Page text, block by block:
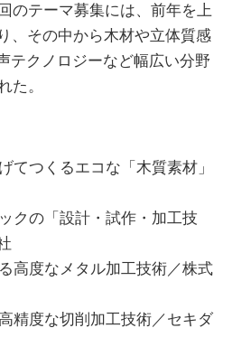
のテーマ募集には、前年を上
、その中から木材や立体質感
テクノロジーなど幅広い分野
た。
てつくるエコな「木質素材」
クの「設計・試作・加工技
高度なメタル加工技術／株式
精度な切削加工技術／セキダ